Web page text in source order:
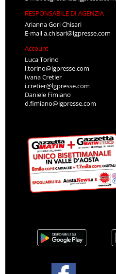
RESPONSABILE DI AGENZIA
Arianna Gori Chisari
E-maila.chisari@lgpresse.com
Account
Luca Torino
l.torino@lgpresse.com
Ivana Cretier
i.cretier@lgpresse.com
Daniele Fimiano
d.fimiano@lgpresse.com